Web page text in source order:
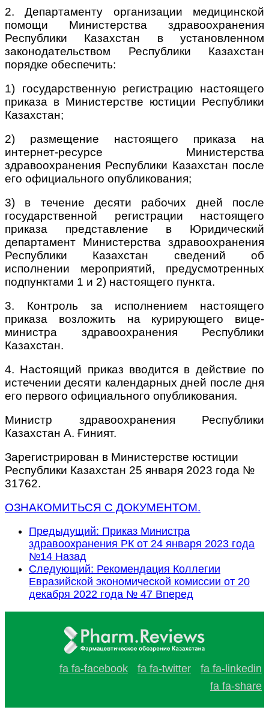
2. Департаменту организации медицинской
помощи Министерства здравоохранения
Республики Казахстан в установленном
законодательством Республики Казахстан
порядке обеспечить:
1) государственную регистрацию настоящего
приказа в Министерстве юстиции Республики
Казахстан;
2) размещение настоящего приказа на
интернет-ресурсе Министерства
здравоохранения Республики Казахстан после
его официального опубликования;
3) в течение десяти рабочих дней после
государственной регистрации настоящего
приказа представление в Юридический
департамент Министерства здравоохранения
Республики Казахстан сведений об
исполнении мероприятий, предусмотренных
подпунктами 1 и 2) настоящего пункта.
3. Контроль за исполнением настоящего
приказа возложить на курирующего вице-
министра здравоохранения Республики
Казахстан.
4. Настоящий приказ вводится в действие по
истечении десяти календарных дней после дня
его первого официального опубликования.
Министр здравоохранения Республики
Казахстан А. Ғиният.
Зарегистрирован в Министерстве юстиции
Республики Казахстан 25 января 2023 года №
31762.
ОЗНАКОМИТЬСЯ С ДОКУМЕНТОМ.
Предыдущий: Приказ Министра
здравоохранения РК от 24 января 2023 года
№14 Назад
Следующий: Рекомендация Коллегии
Евразийской экономической комиссии от 20
декабря 2022 года № 47 Вперед
fa fa-facebook fa fa-twitter
fa fa-linkedin
fa fa-share